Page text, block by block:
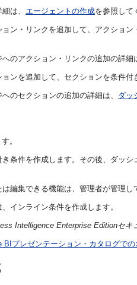
は、 エージェントの作成を参照して
ン・リンクを追加して、アクション
のアクション・リンクの追加の詳細
ンを追加して、セクションを条件付
のセクションの追加の詳細は、 ダッ
。
条件を作成します。その後、ダッ
編集できる機能は、管理者が管理し
インライン条件を作成します。
Intelligence Enterprise Editionセキ
BIプレゼンテーション・カタログでの